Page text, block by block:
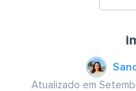
Atualizado em